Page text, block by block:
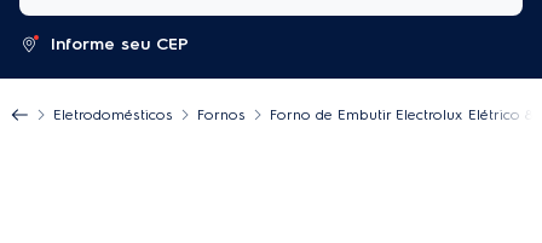
Informe seu CEP
Eletrodomésticos Fornos Forno de Embutir Electrolux Elétrico